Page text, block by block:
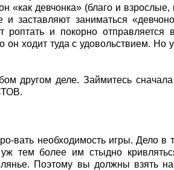
«как девчонка» (благо и
заставляют заниматься
и покорно отправляется
он ходит туда с удовольствием. Но
другом деле. Займитесь
вать необходимость игры. Дело в
тем более им стыдно
Поэтому вы должны взять